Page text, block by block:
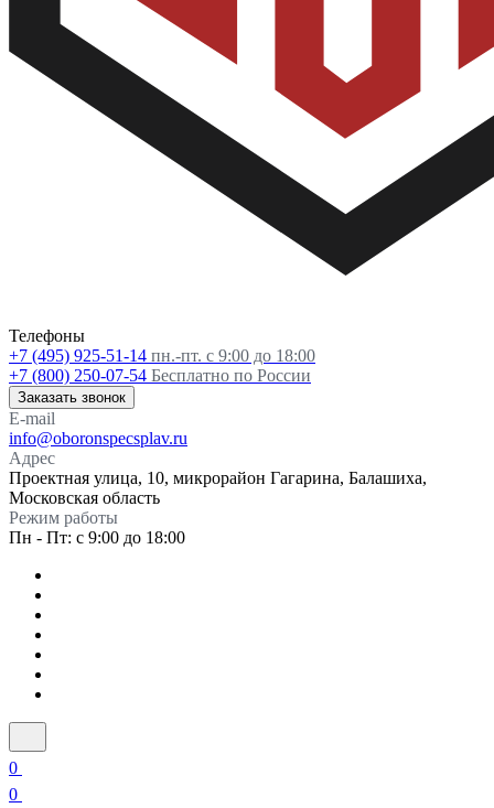
Телефоны
+7 (495) 925-51-14 пн.-пт. с 9:00 до 18:00
+7 (800) 250-07-54 Бесплатно по России
Заказать звонок
E-mail
info@oboronspecsplav.ru
Адрес
Проектная улица, 10, микрорайон Гагарина, Балашиха,
Московская область
Режим работы
Пн - Пт: с 9:00 до 18:00
0
0